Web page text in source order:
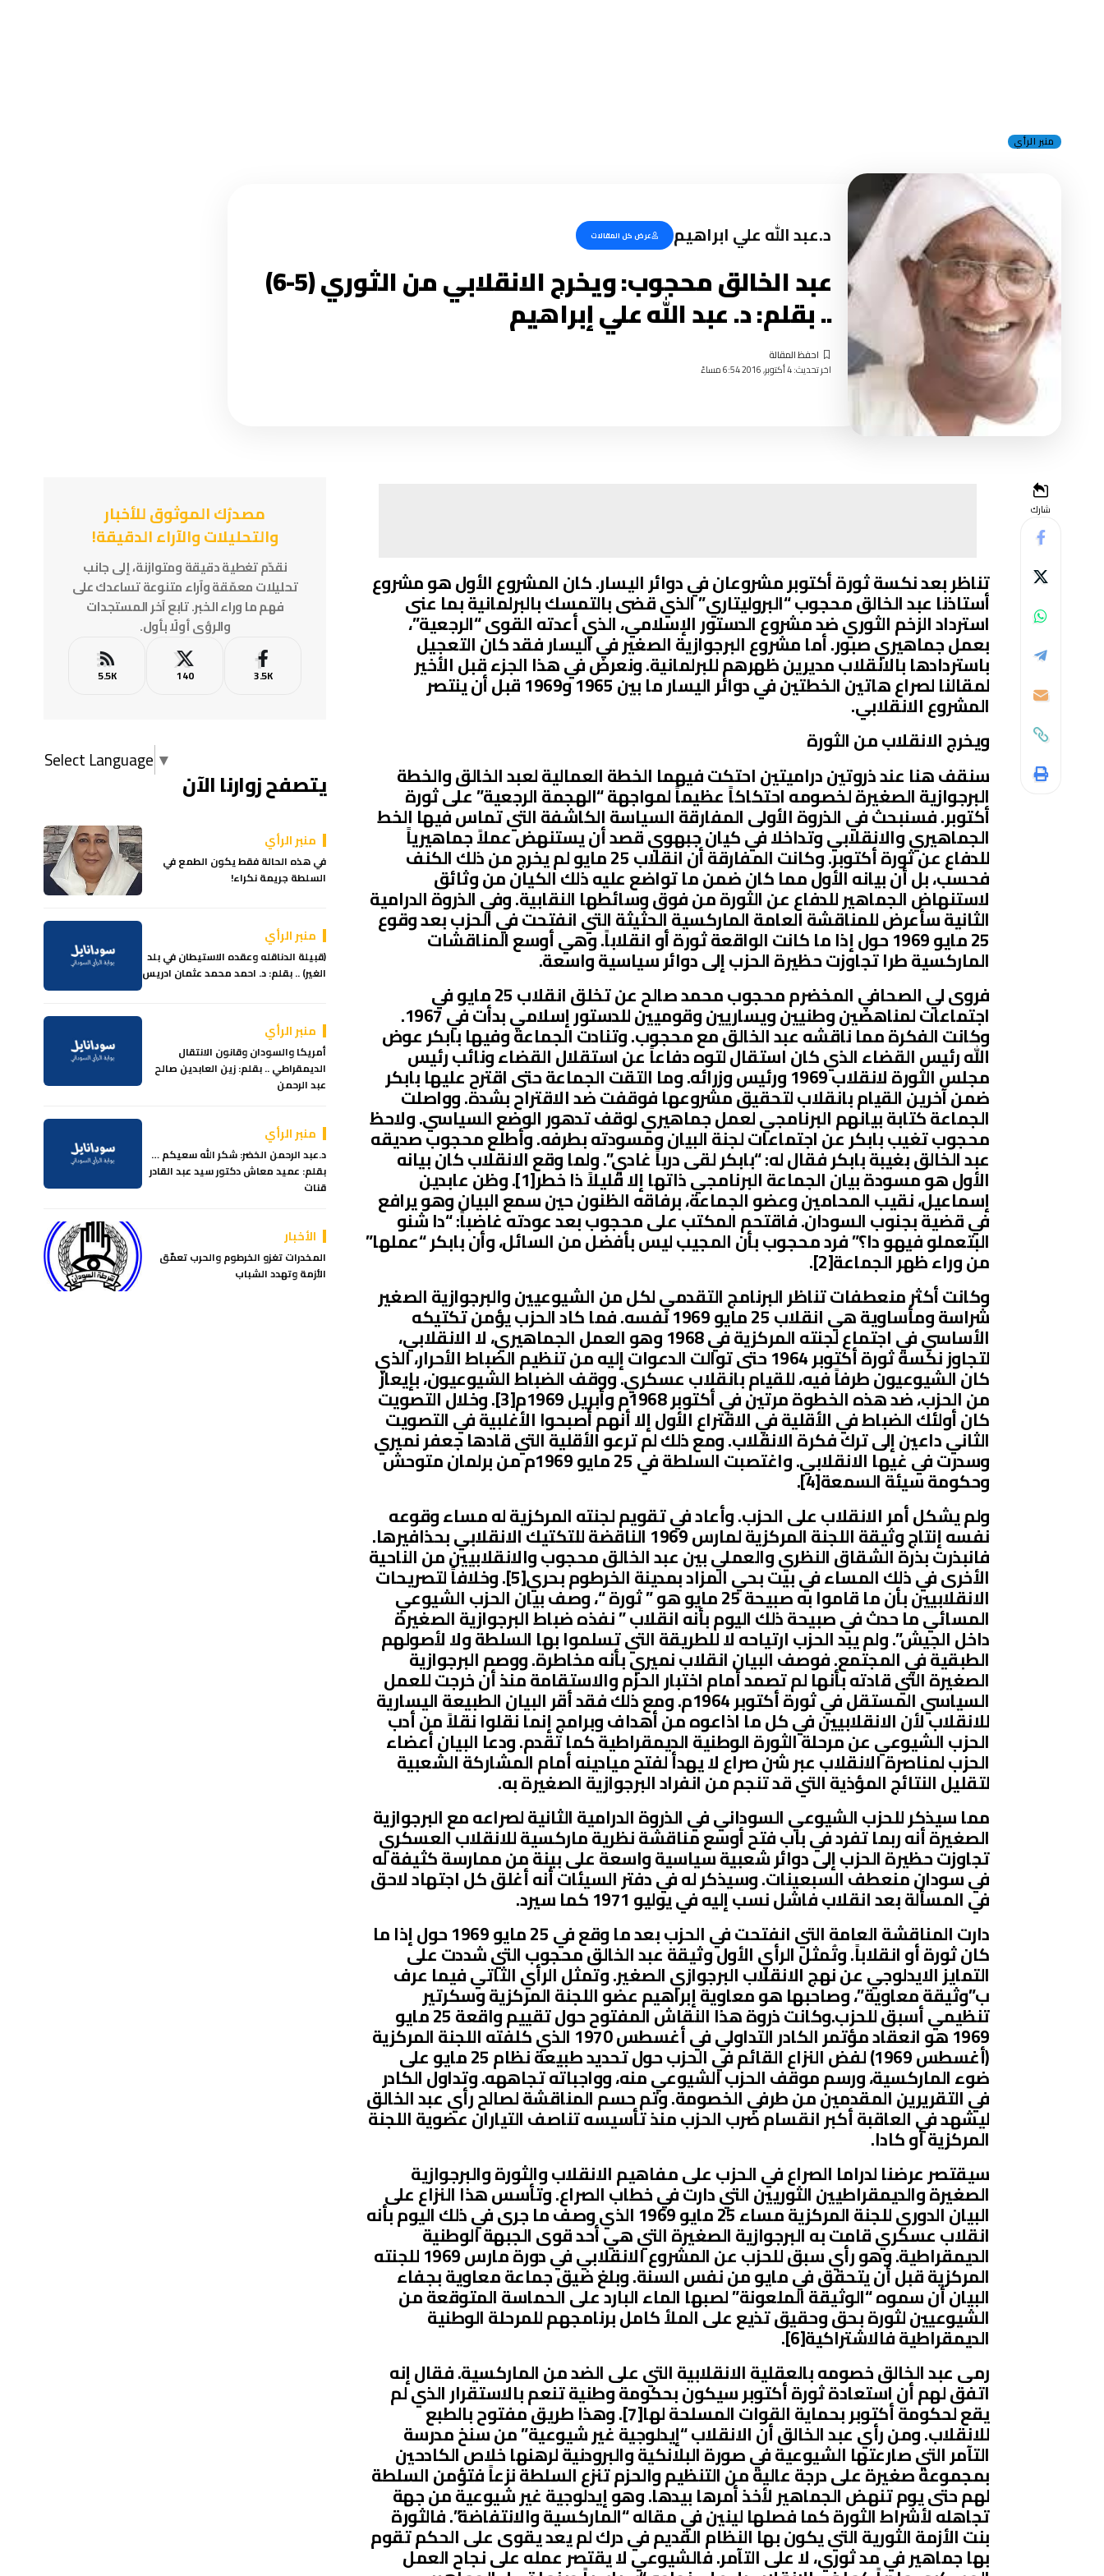
منبر الرأي
د.عبد الله علي ابراهيم عرض كل المقالات
عبد الخالق محجوب: ويخرج الانقلابي من الثوري (5-6)
.. بقلم: د. عبد الله علي إبراهيم
اخر تحديث: 4 أكتوبر, 2016 6:54 مساءً
شارك
تناظر بعد نكسة ثورة أكتوبر مشروعان في دوائر اليسار. كان المشروع الأول هو مشروع
أستاذنا عبد الخالق محجوب “البروليتاري” الذي قضى بالتمسك بالبرلمانية بما عنى
استرداد الزخم الثوري ضد مشروع الدستور الإسلامي، الذي أعدته القوى “الرجعية”،
بعمل جماهيري صبور. أما مشروع البرجوازية الصغير في اليسار فقد كان التعجيل
باستردادها بالانقلاب مديرين ظهرهم للبرلمانية. ونعرض في هذا الجزء قبل الأخير
لمقالنا لصراع هاتين الخطتين في دوائر اليسار ما بين 1965 و1969 قبل أن ينتصر
المشروع الانقلابي.
ويخرج الانقلاب من الثورة
سنقف هنا عند ذروتين دراميتين احتكت فيهما الخطة العمالية لعبد الخالق والخطة
البرجوازية الصغيرة لخصومه احتكاكاً عظيماً لمواجهة “الهجمة الرجعية” على ثورة
أكتوبر. فسنبحث في الذروة الأولى المفارقة السياسة الكاشفة التي تماس فيها الخط
الجماهيري والانقلابي وتداخلا في كيان جبهوي قصد أن يستنهض عملاً جماهيرياً
للدفاع عن ثورة أكتوبر. وكانت المفارقة أن انقلاب 25 مايو لم يخرج من ذلك الكنف
فحسب، بل أن بيانه الأول مما كان ضمن ما تواضع عليه ذلك الكيان من وثائق
لاستنهاض الجماهير للدفاع عن الثورة من فوق وسائطها النقابية. وفي الذروة الدرامية
الثانية سأعرض للمناقشة العامة الماركسية الحثيثة التي انفتحت في الحزب بعد وقوع
25 مايو 1969 حول إذا ما كانت الواقعة ثورة أو انقلاباً. وهي أوسع المناقشات
الماركسية طرا تجاوزت حظيرة الحزب إلى دوائر سياسية واسعة.
فروى لي الصحافي المخضرم محجوب محمد صالح عن تخلق انقلاب 25 مايو في
اجتماعات لمناهضين وطنيين ويساريين وقوميين للدستور إسلامي بدأت في 1967.
وكانت الفكرة مما ناقشه عبد الخالق مع محجوب. وتنادت الجماعة وفيها بابكر عوض
الله رئيس القضاء الذي كان استقال لتوه دفاعاً عن استقلال القضاء ونائب رئيس
مجلس الثورة لانقلاب 1969 ورئيس وزرائه. وما التقت الجماعة حتى اقترح عليها بابكر
ضمن آخرين القيام بانقلاب لتحقيق مشروعها فوقفت ضد الاقتراح بشدة. وواصلت
الجماعة كتابة بيانهم البرنامجي لعمل جماهيري لوقف تدهور الوضع السياسي. ولاحظ
محجوب تغيب بابكر عن اجتماعات لجنة البيان ومسودته بطرفه. وأطلع محجوب صديقه
عبد الخالق بغيبة بابكر فقال له: “بابكر لقى درباً غادي”. ولما وقع الانقلاب كان بيانه
الأول هو مسودة بيان الجماعة البرنامجي ذاتها إلا قليلاً ذا خطر[1]. وظن عابدين
إسماعيل، نقيب المحامين وعضو الجماعة، برفاقه الظنون حين سمع البيان وهو يرافع
في قضية بجنوب السودان. فاقتحم المكتب على محجوب بعد عودته غاضباً: “دا شنو
البتعملو فيهو دا؟” فرد محجوب بأن المجيب ليس بأفضل من السائل، وأن بابكر “عملها”
من وراء ظهر الجماعة[2].
وكانت أكثر منعطفات تناظر البرنامج التقدمي لكل من الشيوعيين والبرجوازية الصغير
شراسة ومأساوية هي انقلاب 25 مايو 1969 نفسه. فما كاد الحزب يؤمن تكتيكه
الأساسي في اجتماع لجنته المركزية في 1968 وهو العمل الجماهيري، لا الانقلابي،
لتجاوز نكسة ثورة أكتوبر 1964 حتى توالت الدعوات إليه من تنظيم الضباط الأحرار، الذي
كان الشيوعيون طرفاً فيه، للقيام بانقلاب عسكري. ووقف الضباط الشيوعيون، بإيعاز
من الحزب، ضد هذه الخطوة مرتين في أكتوبر 1968م وأبريل 1969م[3]. وخلال التصويت
كان أولئك الضباط في الأقلية في الاقتراع الأول إلا أنهم أصبحوا الأغلبية في التصويت
الثاني داعين إلى ترك فكرة الانقلاب. ومع ذلك لم ترعو الأقلية التي قادها جعفر نميري
وسدرت في غيها الانقلابي. واغتصبت السلطة في 25 مايو 1969م من برلمان متوحش
وحكومة سيئة السمعة[4].
ولم يشكل أمر الانقلاب على الحزب. وأعاد في تقويم لجنته المركزية له مساء وقوعه
نفسه إنتاج وثيقة اللجنة المركزية لمارس 1969 الناقضة للتكتيك الانقلابي بحذافيرها.
فانبذرت بذرة الشقاق النظري والعملي بين عبد الخالق محجوب والانقلابيين من الناحية
الأخرى في ذلك المساء في بيت بحي المزاد بمدينة الخرطوم بحري[5]. وخلافاً لتصريحات
الانقلابيين بأن ما قاموا به صبيحة 25 مايو هو ” ثورة “، وصف بيان الحزب الشيوعي
المسائي ما حدث في صبيحة ذلك اليوم بأنه انقلاب ” نفذه ضباط البرجوازية الصغيرة
داخل الجيش”. ولم يبد الحزب ارتياحه لا للطريقة التي تسلموا بها السلطة ولا لأصولهم
الطبقية في المجتمع. فوصف البيان انقلاب نميري بأنه مخاطرة. ووصم البرجوازية
الصغيرة التي قادته بأنها لم تصمد أمام اختبار الحزم والاستقامة منذ أن خرجت للعمل
السياسي المستقل في ثورة أكتوبر 1964م. ومع ذلك فقد أقر البيان الطبيعة اليسارية
للانقلاب لأن الانقلابيين في كل ما اذاعوه من أهداف وبرامج إنما نقلوا نقلاً من أدب
الحزب الشيوعي عن مرحلة الثورة الوطنية الديمقراطية كما تقدم. ودعا البيان أعضاء
الحزب لمناصرة الانقلاب عبر شن صراع لا يهدأ لفتح ميادينه أمام المشاركة الشعبية
لتقليل النتائج المؤذية التي قد تنجم من انفراد البرجوازية الصغيرة به.
مما سيذكر للحزب الشيوعي السوداني في الذروة الدرامية الثانية لصراعه مع البرجوازية
الصغيرة أنه ربما تفرد في باب فتح أوسع مناقشة نظرية ماركسية للانقلاب العسكري
تجاوزت حظيرة الحزب إلى دوائر شعبية سياسية واسعة على بينة من ممارسة كثيفة له
في سودان منعطف السبعينات. وسيذكر له في دفتر السيئات أنه أغلق كل اجتهاد لاحق
في المسألة بعد انقلاب فاشل نسب إليه في يوليو 1971 كما سيرد.
دارت المناقشة العامة التي انفتحت في الحزب بعد ما وقع في 25 مايو 1969 حول إذا ما
كان ثورة أو انقلاباً. وتُمثل الرأي الأول وثيقة عبد الخالق محجوب التي شددت على
التمايز الايدلوجي عن نهج الانقلاب البرجوازي الصغير. وتمثل الرأي الثاتي فيما عرف
ب”وثيقة معاوية”، وصاحبها هو معاوية إبراهيم عضو اللجنة المركزية وسكرتير
تنظيمي أسبق للحزب.وكانت ذروة هذا النقاش المفتوح حول تقييم واقعة 25 مايو
1969 هو انعقاد مؤتمر الكادر التداولي في أغسطس 1970 الذي كلفته اللجنة المركزية
(أغسطس 1969) لفض النزاع القائم في الحزب حول تحديد طبيعة نظام 25 مايو على
ضوء الماركسية، ورسم موقف الحزب الشيوعي منه، وواجباته تجاههه. وتداول الكادر
في التقريرين المقدمين من طرفي الخصومة. وتم حسم المناقشة لصالح رأي عبد الخالق
ليشهد في العاقبة أكبر انقسام ضرب الحزب منذ تأسيسه تناصف التياران عضوية اللجنة
المركزية أو كادا.
سيقتصر عرضنا لدراما الصراع في الحزب على مفاهيم الانقلاب والثورة والبرجوازية
الصغيرة والديمقراطيين الثوريين التي دارت في خطاب الصراع. وتأسس هذا النزاع على
البيان الدوري للجنة المركزية مساء 25 مايو 1969 الذي وصف ما جرى في ذلك اليوم بأنه
انقلاب عسكري قامت به البرجوازية الصغيرة التي هي أحد قوى الجبهة الوطنية
الديمقراطية. وهو رأي سبق للحزب عن المشروع الانقلابي في دورة مارس 1969 للجنته
المركزية قبل أن يتحقق في مايو من نفس السنة. وبلغ ضيق جماعة معاوية بجفاء
البيان أن سموه “الوثيقة الملعونة” لصبها الماء البارد على الحماسة المتوقعة من
الشيوعيين لثورة بحق وحقيق تذيع على الملأ كامل برنامجهم للمرحلة الوطنية
الديمقراطية فالاشتراكية[6].
رمى عبد الخالق خصومه بالعقلية الانقلابية التي على الضد من الماركسية. فقال إنه
اتفق لهم أن استعادة ثورة أكتوبر سيكون بحكومة وطنية تنعم بالاستقرار الذي لم
يقع لحكومة أكتوبر بحماية القوات المسلحة لها[7]. وهذا طريق مفتوح بالطبع
للانقلاب. ومن رأي عبد الخالق أن الانقلاب “إيدلوجية غير شيوعية” من سنخ مدرسة
التآمر التي صارعتها الشيوعية في صورة البلانكية والبرودنية لرهنها خلاص الكادحين
بمجموعة صغيرة على درجة عالية من التنظيم والحزم تنزع السلطة نزعاً فتؤمن السلطة
لهم حتى يوم تنهض الجماهير لأخذ أمرها بيدها. وهو إيدلوجية غير شيوعية من جهة
تجاهله لأشراط الثورة كما فصلها لينين في مقاله “الماركسية والانتفاضة”. فالثورة
بنت الأزمة الثورية التي يكون بها النظام القديم في درك لم يعد يقوى على الحكم تقوم
بها جماهير في مد ثوري، لا على التآمر. فالشيوعي لا يقتصر عمله على نجاح العمل
مصدرُك الموثوق للأخبار
والتحليلات والآراء الدقيقة!
نقدّم تغطية دقيقة ومتوازنة، إلى جانب
تحليلات معمّقة وآراء متنوعة تساعدك على
فهم ما وراء الخبر. تابع آخر المستجدات
والرؤى أولًا بأول.
3.5K
140
5.5K
Select Language ▼
يتصفح زوارنا الآن
منبر الرأي
في هذه الحالة فقط يكون الطمع في
السلطة جريمة نكراء!
منبر الرأي
(قبيلة الدناقله وعقده الاستيطان في بلد
الغير) .. بقلم: د. احمد محمد عثمان ادريس
منبر الرأي
أمريكا والسودان وقانون الانتقال
الديمقراطي .. بقلم: زين العابدين صالح
عبد الرحمن
منبر الرأي
د.عبد الرحمن الخضر: شكر الله سعيكم …
بقلم: عميد معاش دكتور سيد عبد القادر
قنات
الأخبار
المخدرات تغزو الخرطوم والحرب تعمّق
الأزمة وتهدد الشباب